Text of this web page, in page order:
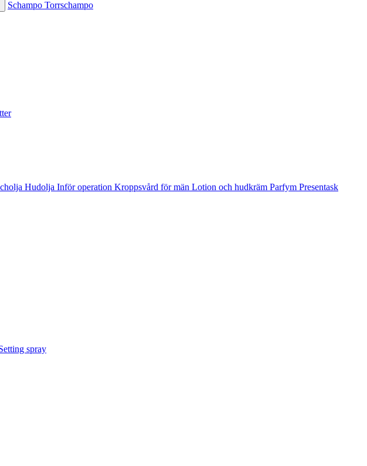
Schampo Torrschampo
Hudolja Inför operation Kroppsvård för män Lotion och hudkräm Parfym Presentask
spray